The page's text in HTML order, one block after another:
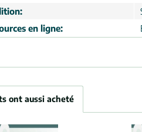
en ligne:
ont aussi acheté